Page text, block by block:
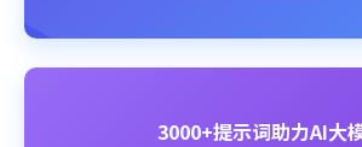
3000+提示词助力AI大